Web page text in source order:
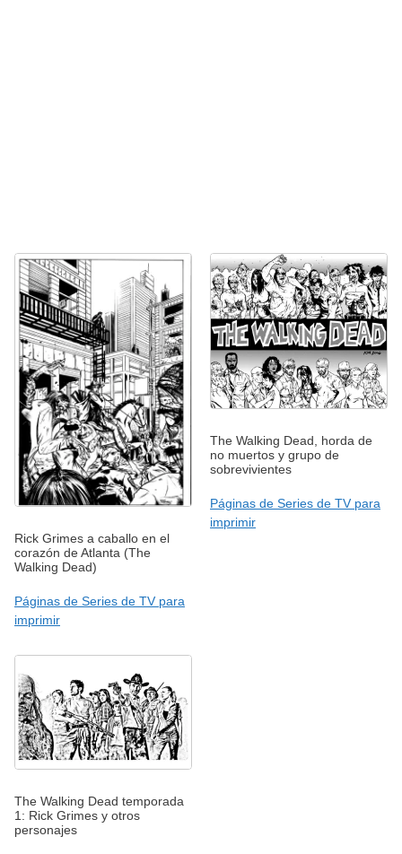
Rick Grimes a caballo en el
corazón de Atlanta (The
Walking Dead)
Páginas de Series de TV para
imprimir
The Walking Dead, horda de
no muertos y grupo de
sobrevivientes
Páginas de Series de TV para
imprimir
The Walking Dead temporada
1: Rick Grimes y otros
personajes